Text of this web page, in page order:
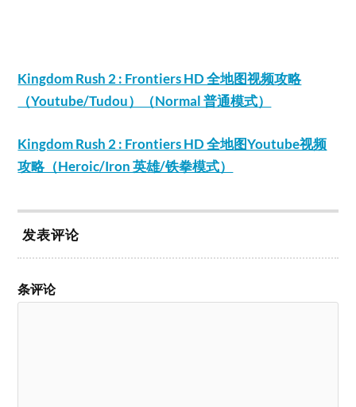
Kingdom Rush 2 : Frontiers HD 全地图视频攻略
（Youtube/Tudou）（Normal 普通模式）
Kingdom Rush 2 : Frontiers HD 全地图Youtube视频
攻略（Heroic/Iron 英雄/铁拳模式）
发表评论
条评论